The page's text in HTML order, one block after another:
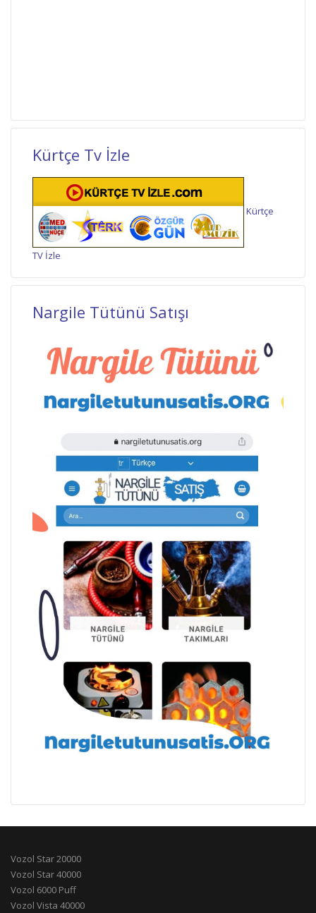
Kürtçe Tv İzle
Kürtçe
TV İzle
Nargile Tütünü Satışı
Vozol Star 20000
Vozol Star 40000
Vozol 6000 Puff
Vozol Vista 40000